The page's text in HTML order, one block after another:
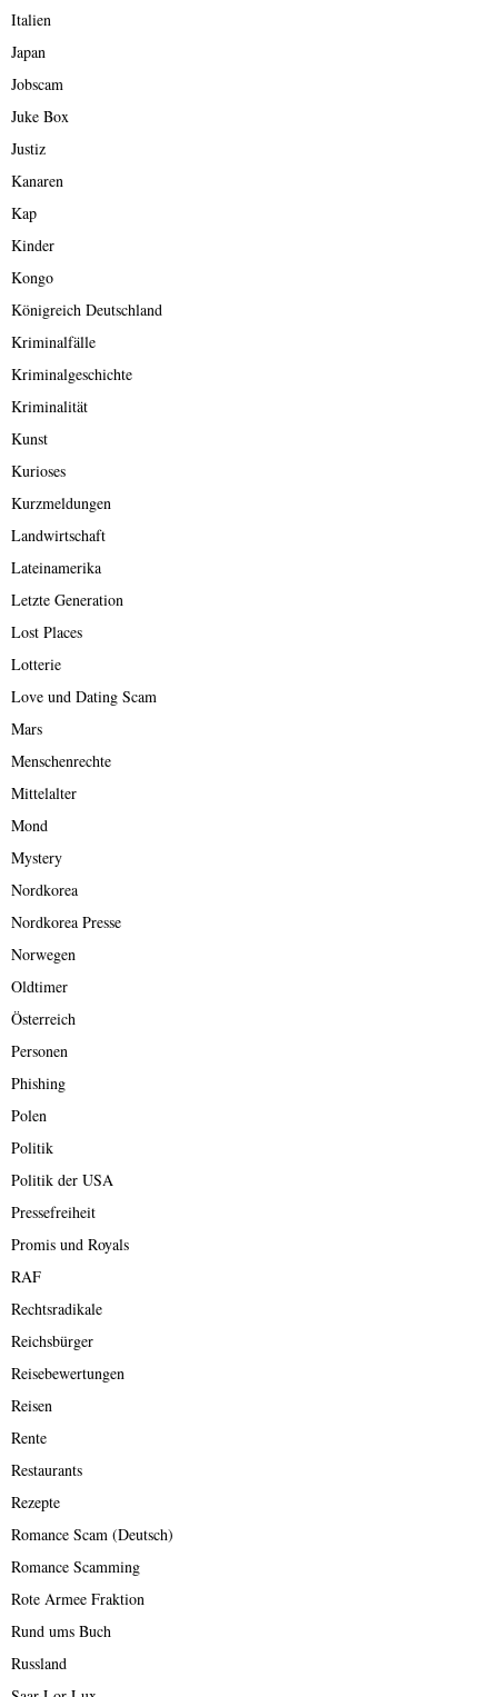
Italien
Japan
Jobscam
Juke Box
Justiz
Kanaren
Kap
Kinder
Kongo
Königreich Deutschland
Kriminalfälle
Kriminalgeschichte
Kriminalität
Kunst
Kurioses
Kurzmeldungen
Landwirtschaft
Lateinamerika
Letzte Generation
Lost Places
Lotterie
Love und Dating Scam
Mars
Menschenrechte
Mittelalter
Mond
Mystery
Nordkorea
Nordkorea Presse
Norwegen
Oldtimer
Österreich
Personen
Phishing
Polen
Politik
Politik der USA
Pressefreiheit
Promis und Royals
RAF
Rechtsradikale
Reichsbürger
Reisebewertungen
Reisen
Rente
Restaurants
Rezepte
Romance Scam (Deutsch)
Romance Scamming
Rote Armee Fraktion
Rund ums Buch
Russland